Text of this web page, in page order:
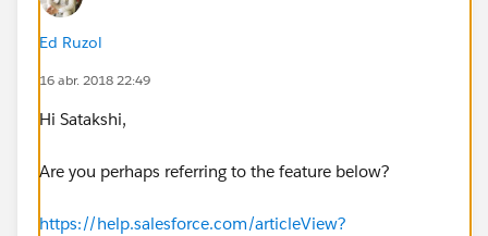
Ed Ruzol
16 abr. 2018 22:49
Hi Satakshi,
Are you perhaps referring to the feature below?
https://help.salesforce.com/articleView?